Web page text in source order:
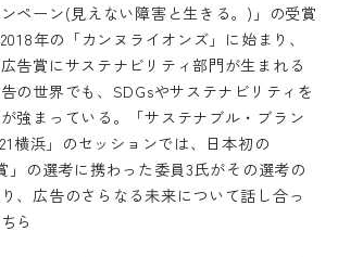
ペーン(見えない障害と生きる。)」の受賞
年の「カンヌライオンズ」に始まり、
告賞にサステナビリティ部門が生まれる
の世界でも、SDGsやサステナビリティを
強まっている。「サステナブル・ブラン
横浜」のセッションでは、日本初の
」の選考に携わった委員3氏がその選考の
、広告のさらなる未来について話し合っ
ら